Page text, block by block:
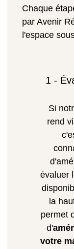
Chaque
par Avenir
l'espace
1 -
Si
rend
évaluer
la
permet
d'
votre